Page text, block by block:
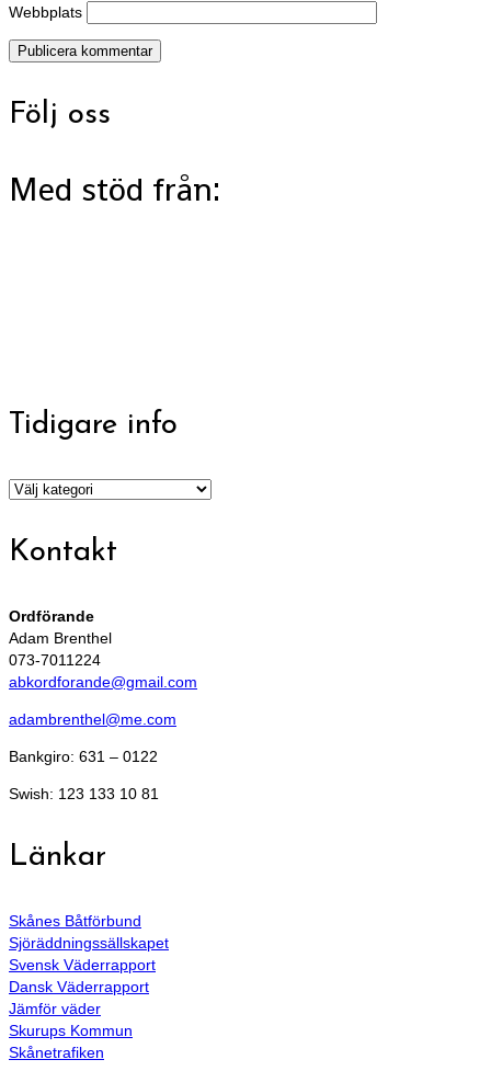
Webbplats
Följ oss
Med stöd från:
Tidigare info
Tidigare
Kontakt
Ordförande
Adam Brenthel
073-7011224
abkordforande@gmail.com
adambrenthel@me.com
Bankgiro: 631 – 0122
Swish: 123 133 10 81
Länkar
Skånes Båtförbund
Sjöräddningssällskapet
Svensk Väderrapport
Dansk Väderrapport
Jämför väder
Skurups Kommun
Skånetrafiken